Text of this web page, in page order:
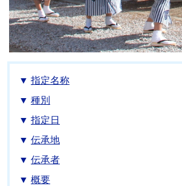
指定名称
種別
指定日
伝承地
伝承者
概要